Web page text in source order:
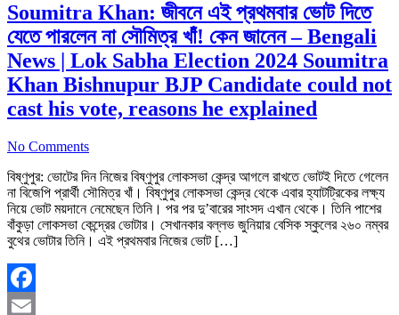
Soumitra Khan: জীবনে এই প্রথমবার ভোট দিতে
যেতে পারলেন না সৌমিত্র খাঁ! কেন জানেন – Bengali
News | Lok Sabha Election 2024 Soumitra
Khan Bishnupur BJP Candidate could not
cast his vote, reasons he explained
No Comments
বিষ্ণুপুর: ভোটের দিন নিজের বিষ্ণুপুর লোকসভা কেন্দ্র আগলে রাখতে ভোটই দিতে গেলেন
না বিজেপি প্রার্থী সৌমিত্র খাঁ। বিষ্ণুপুর লোকসভা কেন্দ্র থেকে এবার হ্যাটট্রিকের লক্ষ্য
নিয়ে ভোট ময়দানে নেমেছেন তিনি। পর পর দু’বারের সাংসদ এখান থেকে। তিনি পাশের
বাঁকুড়া লোকসভা কেন্দ্রের ভোটার। সেখানকার বল্লভ জুনিয়ার বেসিক স্কুলের ২৬০ নম্বর
বুথের ভোটার তিনি। এই প্রথমবার নিজের ভোট […]
Facebook